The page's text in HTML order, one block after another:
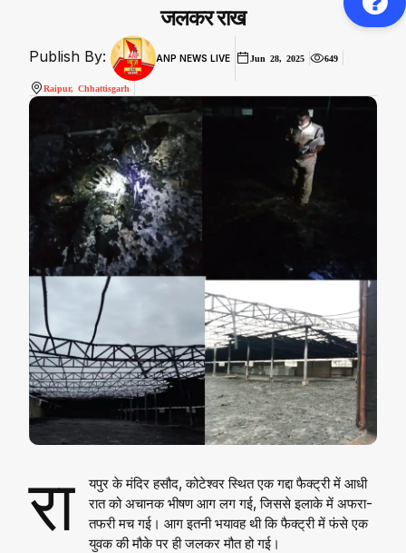
जलकर राख
Publish By: ANP NEWS LIVE Jun 28, 2025 649
Raipur, Chhattisgarh
रा
यपुर के मंदिर हसौद, कोटेश्वर स्थित एक गद्दा फैक्ट्री में आधी
रात को अचानक भीषण आग लग गई, जिससे इलाके में अफरा-
तफरी मच गई। आग इतनी भयावह थी कि फैक्ट्री में फंसे एक
युवक की मौके पर ही जलकर मौत हो गई।